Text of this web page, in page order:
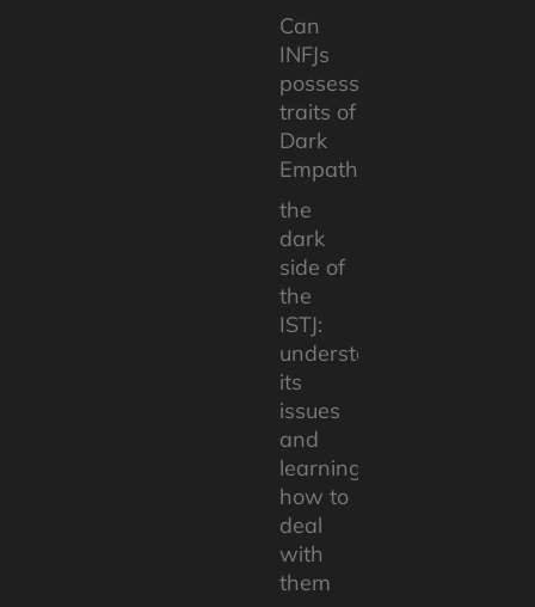
Can
INFJs
possess
traits of
Dark
Empaths?
the
dark
side of
the
ISTJ:
understanding
its
issues
and
learning
how to
deal
with
them